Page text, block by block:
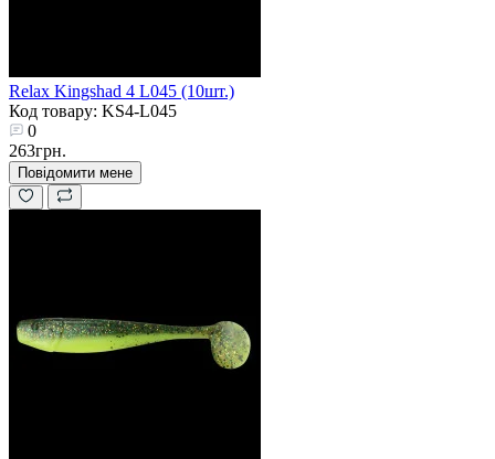
Relax Kingshad 4 L045 (10шт.)
Код товару: KS4-L045
0
263грн.
Повідомити мене